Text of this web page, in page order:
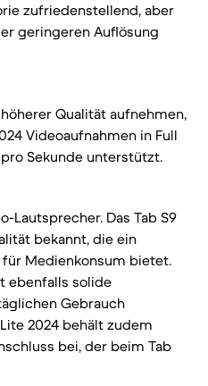
zufriedenstellend, aber
geringeren Auflösung
Qualität aufnehmen,
Videoaufnahmen in Full
Sekunde unterstützt.
Lautsprecher. Das Tab S9
bekannt, die ein
Medienkonsum bietet.
ebenfalls solide
Gebrauch
2024 behält zudem
bei, der beim Tab